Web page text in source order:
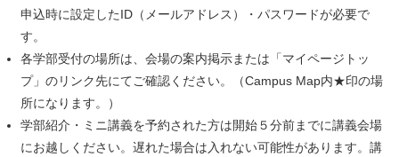
申込時に設定したID（メールアドレス）・パスワードが必要で
す。
各学部受付の場所は、会場の案内掲示または「マイページトッ
プ」のリンク先にてご確認ください。（Campus Map内★印の場
所になります。）
学部紹介・ミニ講義を予約された方は開始５分前までに講義会場
にお越しください。遅れた場合は入れない可能性があります。講